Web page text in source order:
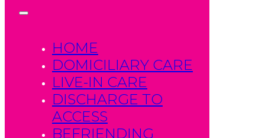
HOME
DOMICILIARY CARE
LIVE-IN CARE
DISCHARGE TO
ACCESS
BEFRIENDING